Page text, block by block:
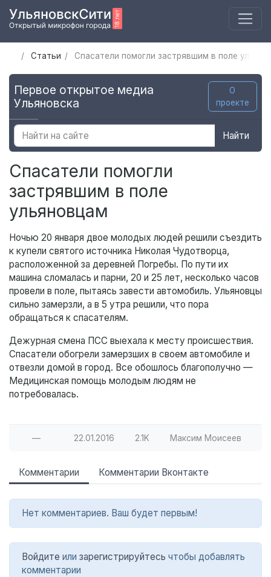
Статьи Спасатели помогли застрявшим в поле
Первое открытое медиа
Ульяновска
О
проекте
Найти
Спасатели помогли
застрявшим в поле
ульяновцам
Ночью 20 января двое молодых людей решили съездить
к купели святого источника Николая Чудотворца,
расположенной за деревней Погребы. По пути их
машина сломалась и парни, 20 и 25 лет, несколько часов
провели в поле, пытаясь завести автомобиль. Ульяновцы
сильно замерзли, а в 5 утра решили, что пора
обращаться к спасателям.
Дежурная смена ПСС выехала к месту происшествия.
Спасатели обогрели замерзших в своем автомобиле и
отвезли домой в город. Все обошлось благополучно —
Медицинская помощь молодым людям не
потребовалась.
— 22.01.2016 2.1K Максим Моисеев
Комментарии Комментарии Вконтакте
Нет комментариев. Ваш будет первым!
Войдите или зарегистрируйтесь чтобы добавлять
комментарии